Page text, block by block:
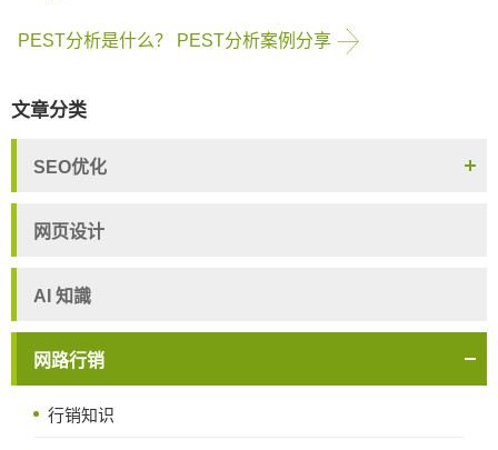
PEST分析是什么？ PEST分析案例分享
文章分类
SEO优化
网页设计
AI 知識
网路行销
行销知识